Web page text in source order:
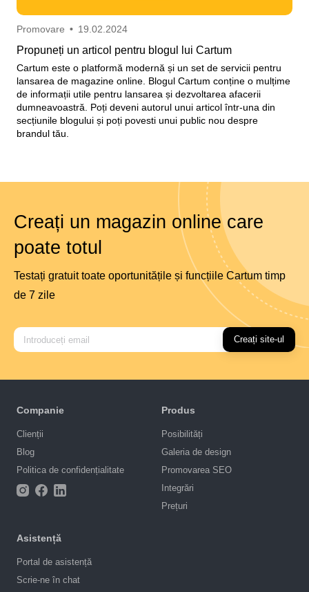
Promovare • 19.02.2024
Propuneți un articol pentru blogul lui Cartum
Cartum este o platformă modernă și un set de servicii pentru
lansarea de magazine online. Blogul Cartum conține o mulțime
de informații utile pentru lansarea și dezvoltarea afacerii
dumneavoastră. Poți deveni autorul unui articol într-una din
secțiunile blogului și poți povesti unui public nou despre
brandul tău.
Creați un magazin online care
poate totul
Testați gratuit toate oportunitățile și funcțiile Cartum timp
de 7 zile
Creați site-ul
Companie
Clienții
Blog
Politica de confidențialitate
Produs
Posibilități
Galeria de design
Promovarea SEO
Integrări
Prețuri
Asistență
Portal de asistență
Scrie-ne în chat